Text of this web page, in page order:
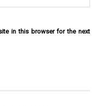
in this browser for the next